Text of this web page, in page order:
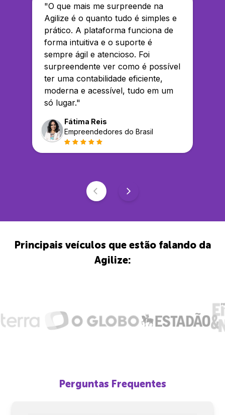
"O que mais me surpreende na
Agilize é o quanto tudo é simples e
prático. A plataforma funciona de
forma intuitiva e o suporte é
sempre ágil e atencioso. Foi
surpreendente ver como é possível
ter uma contabilidade eficiente,
moderna e acessível, tudo em um
só lugar."
Fátima Reis
Empreendedores do Brasil
Principais veículos que estão falando da
Agilize:
Perguntas Frequentes